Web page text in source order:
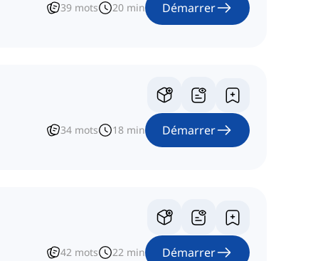
39 mots 20 min Démarrer
34 mots 18 min Démarrer
42 mots 22 min Démarrer